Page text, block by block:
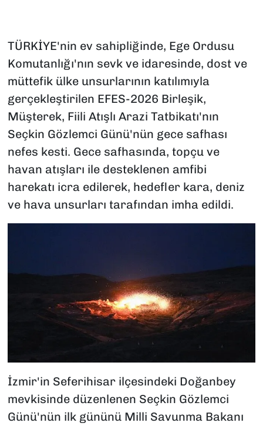
TÜRKİYE'nin ev sahipliğinde, Ege Ordusu
Komutanlığı'nın sevk ve idaresinde, dost ve
müttefik ülke unsurlarının katılımıyla
gerçekleştirilen EFES-2026 Birleşik,
Müşterek, Fiili Atışlı Arazi Tatbikatı'nın
Seçkin Gözlemci Günü'nün gece safhası
nefes kesti. Gece safhasında, topçu ve
havan atışları ile desteklenen amfibi
harekatı icra edilerek, hedefler kara, deniz
ve hava unsurları tarafından imha edildi.
İzmir'in Seferihisar ilçesindeki Doğanbey
mevkisinde düzenlenen Seçkin Gözlemci
Günü'nün ilk gününü Milli Savunma Bakanı